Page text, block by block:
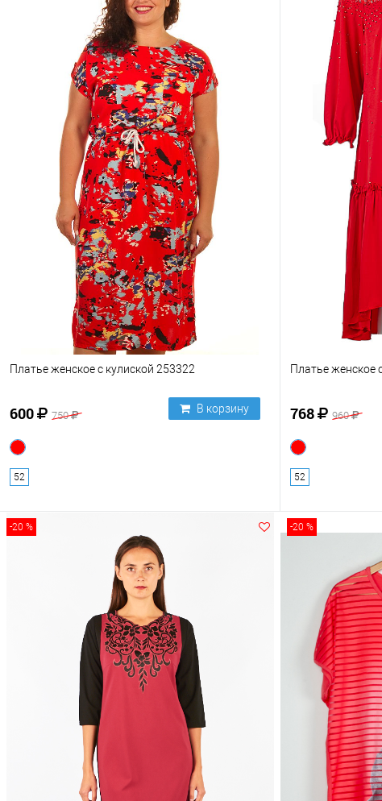
Платье женское с кулиской 253322
600 750
В корзину
52
Платье женское
768 960
52
-20 % -20 %